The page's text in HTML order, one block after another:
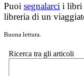
Puoi segnalarci i libri
libreria di un
Buona lettura.
Ricerca tra gli articoli